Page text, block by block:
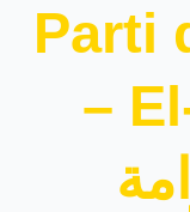
Parti
–